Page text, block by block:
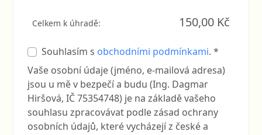
Celkem k úhradě: 150,00 Kč
Souhlasím s obchodními podmínkami. *
Vaše osobní údaje (jméno, e-mailová adresa)
jsou u mě v bezpečí a budu (Ing. Dagmar
Hiršová, IČ 75354748) je na základě vašeho
souhlasu zpracovávat podle zásad ochrany
osobních údajů, které vycházejí z české a